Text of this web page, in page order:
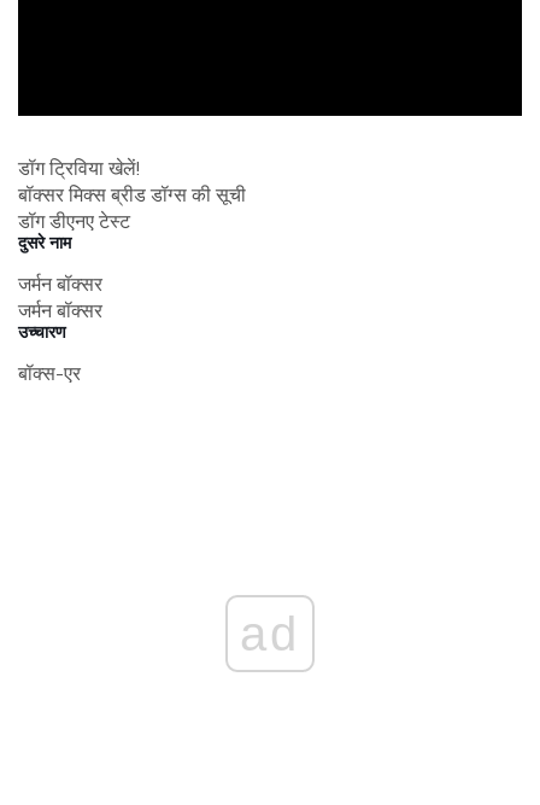
डॉग ट्रिविया खेलें!
बॉक्सर मिक्स ब्रीड डॉग्स की सूची
डॉग डीएनए टेस्ट
दुसरे नाम
जर्मन बॉक्सर
जर्मन बॉक्सर
उच्चारण
बॉक्स-एर
ad